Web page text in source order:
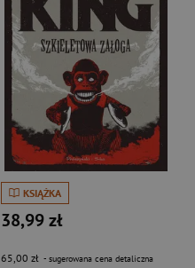
KSIĄŻKA
38,99 zł
65,00 zł - sugerowana cena detaliczna